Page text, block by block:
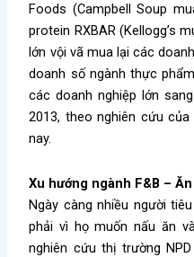
Foods (Campbell Soup
protein RXBAR (Kellogg’s
lớn vội vã mua lại các
doanh số ngành thực
các doanh nghiệp lớn
2013, theo nghiên cứu
nay.
Xu hướng ngành F&B –
Ngày càng nhiều người
phải vì họ muốn nấu ăn
nghiên cứu thị trường